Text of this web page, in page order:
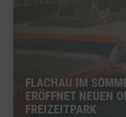
FLACHAU IM
ERÖFFNET NEUEN
FREIZEITPARK